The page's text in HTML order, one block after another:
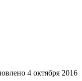
4 октября 2016